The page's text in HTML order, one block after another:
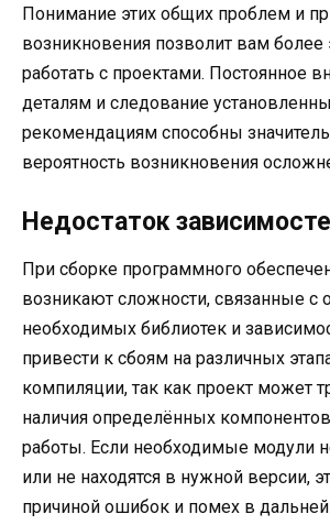
Понимание этих общих проблем и
возникновения позволит вам
работать с проектами. Постоянное
деталям и следование
рекомендациям способны
вероятность возникновения
Недостаток
При сборке программного
возникают сложности, связанные с
необходимых библиотек и
привести к сбоям на различных
компиляции, так как проект может
наличия определённых
работы. Если необходимые модули
или не находятся в нужной версии,
причиной ошибок и помех в